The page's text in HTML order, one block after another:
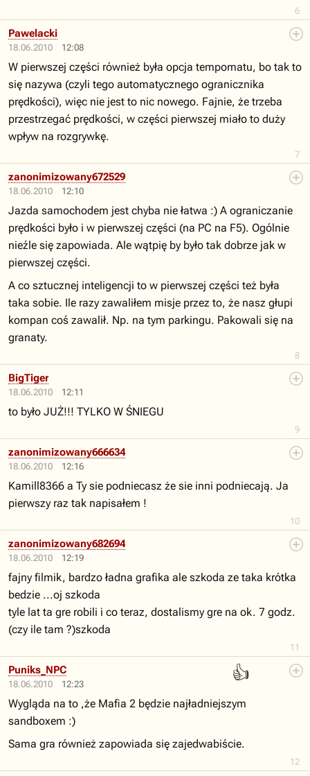
6
18.06.2010 12:08
7
Pawelacki
W pierwszej części również była opcja tempomatu, bo tak to
się nazywa (czyli tego automatycznego ogranicznika
prędkości), więc nie jest to nic nowego. Fajnie, że trzeba
przestrzegać prędkości, w części pierwszej miało to duży
wpływ na rozgrywkę.
18.06.2010 12:10
8
zanonimizowany672529
Jazda samochodem jest chyba nie łatwa :) A ograniczanie
prędkości było i w pierwszej części (na PC na F5). Ogólnie
nieźle się zapowiada. Ale wątpię by było tak dobrze jak w
pierwszej części.
A co sztucznej inteligencji to w pierwszej części też była
taka sobie. Ile razy zawaliłem misje przez to, że nasz głupi
kompan coś zawalił. Np. na tym parkingu. Pakowali się na
granaty.
18.06.2010 12:11
9
BigTiger
to było JUŻ!!! TYLKO W ŚNIEGU
18.06.2010 12:16
10
zanonimizowany666634
Kamill8366 a Ty sie podniecasz że sie inni podniecają. Ja
pierwszy raz tak napisałem !
18.06.2010 12:19
11
zanonimizowany682694
fajny filmik, bardzo ładna grafika ale szkoda ze taka krótka
bedzie ...oj szkoda
tyle lat ta gre robili i co teraz, dostalismy gre na ok. 7 godz.
(czy ile tam ?)szkoda
18.06.2010 12:23
👍
12
Puniks_NPC
Wygląda na to ,że Mafia 2 będzie najładniejszym
sandboxem :)
Sama gra również zapowiada się zajedwabiście.